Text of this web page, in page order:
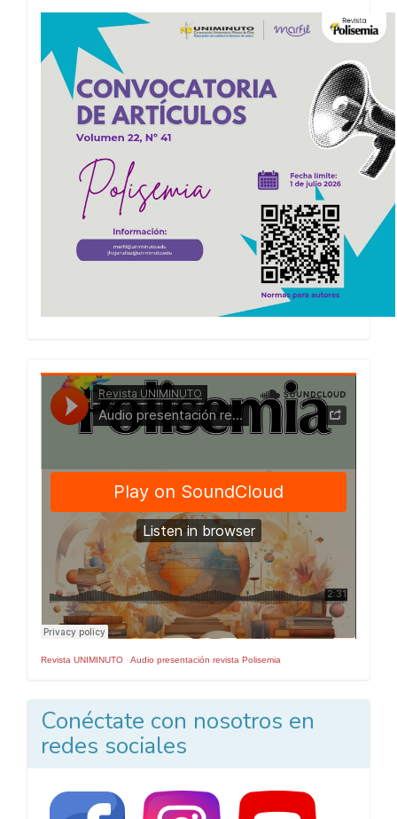
Convocatoria
Polisemia
2026
Presentacion
Numero
Revista UNIMINUTO · Audio presentación revista Polisemia
Conéctate con nosotros en
redes sociales